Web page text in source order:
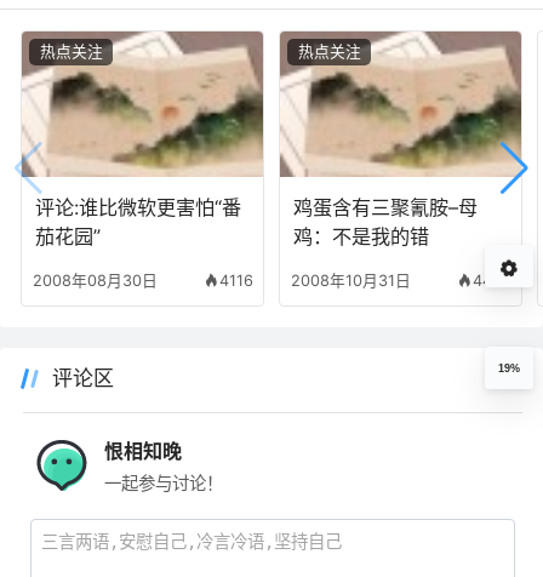
评论:谁比微软更害怕“番
茄花园”
2008年08月30日 4116
热点关注
鸡蛋含有三聚氰胺–母
鸡：不是我的错
2008年10月31日 4450
热点关注
评论区
恨相知晚
一起参与讨论！
19%